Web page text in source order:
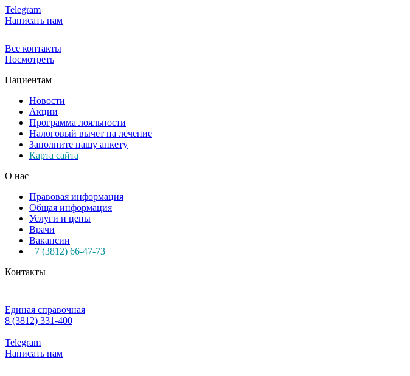
Telegram
Написать нам
Все контакты
Посмотреть
Пациентам
Новости
Акции
Программа лояльности
Налоговый вычет на лечение
Заполните нашу анкету
Карта сайта
О нас
Правовая информация
Общая информация
Услуги и цены
Врачи
Вакансии
+7 (3812) 66-47-73
Контакты
Единая справочная
8 (3812) 331-400
Telegram
Написать нам